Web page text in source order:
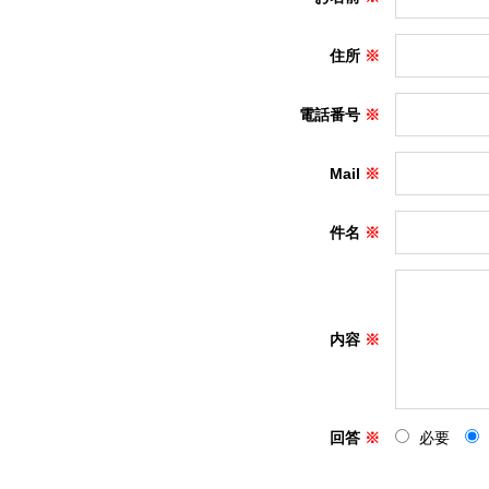
住所
電話番号
Mail
件名
内容
回答 必要